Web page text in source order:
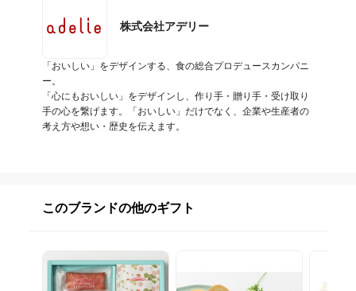
株式会社アデリー
「おいしい」をデザインする、食の総合プロデュースカンパニ
ー。
「心にもおいしい」をデザインし、作り手・贈り手・受け取り
手の心を繋げます。「おいしい」だけでなく、企業や生産者の
考え方や想い・歴史を伝えます。
このブランドの他のギフト